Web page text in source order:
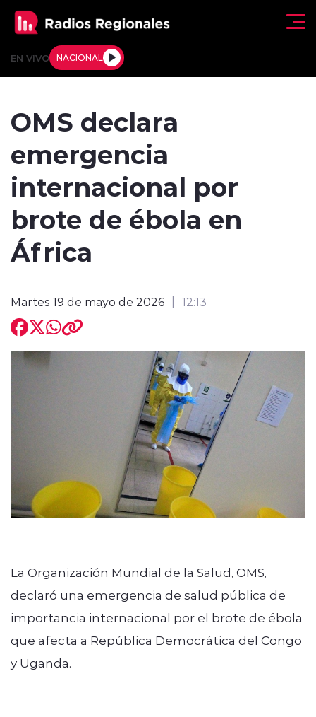
EN VIVO NACIONAL
Tendencias
Deportes
Internacional
Entrevistas
modo claro
OMS declara
emergencia
internacional por
brote de ébola en
África
Martes 19 de mayo de 2026 12:13
La Organización Mundial de la Salud, OMS,
declaró una emergencia de salud pública de
importancia internacional por el brote de ébola
que afecta a República Democrática del Congo
y Uganda.